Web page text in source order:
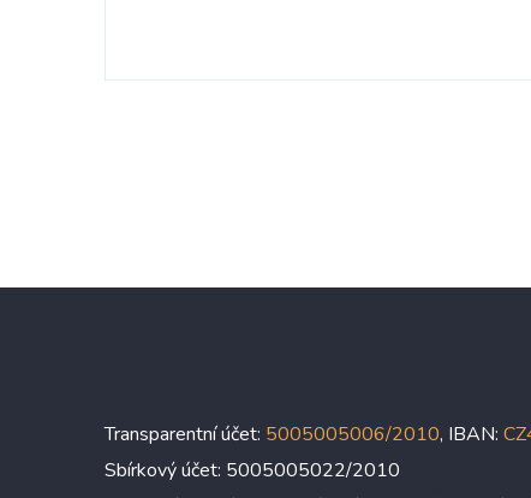
Transparentní účet: 5005005006/2010, IBAN:
Sbírkový účet: 5005005022/2010